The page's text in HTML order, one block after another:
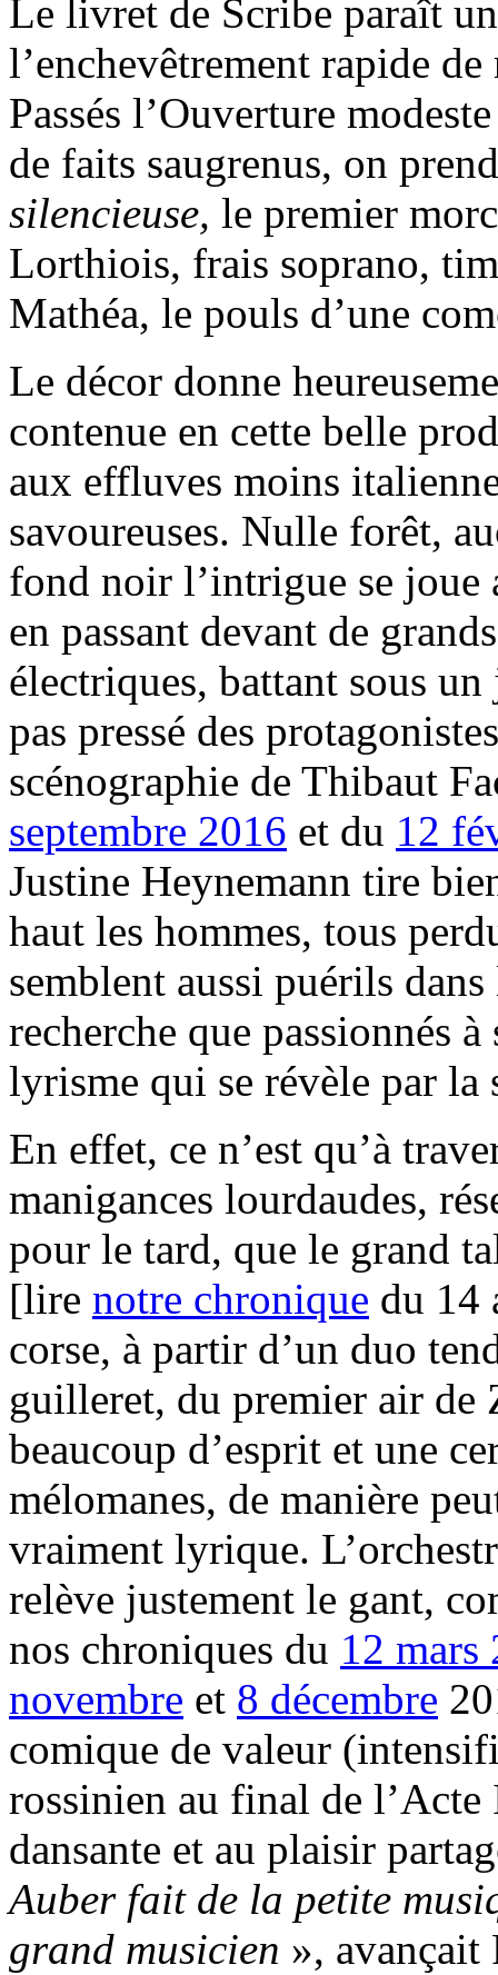
Le livret de Scribe paraît
l’enchevêtrement rapide
Passés l’Ouverture
de faits saugrenus, on
silencieuse, le premier
Lorthiois, frais soprano,
Mathéa, le pouls d’une
Le décor donne
contenue en cette belle
aux effluves moins
savoureuses. Nulle forêt,
fond noir l’intrigue se joue
en passant devant de
électriques, battant sous
pas pressé des
scénographie de Thibaut
septembre 2016 et du 12
Justine Heynemann tire
haut les hommes, tous
semblent aussi puérils
recherche que passionnés
lyrisme qui se révèle par la
En effet, ce n’est qu’à
manigances lourdaudes,
pour le tard, que le grand
[lire notre chronique du 14
corse, à partir d’un duo
guilleret, du premier air
beaucoup d’esprit et une
mélomanes, de manière
vraiment lyrique.
relève justement le gant,
nos chroniques du 12 mars
novembre et 8 décembre
comique de valeur
rossinien au final de
dansante et au plaisir
Auber fait de la petite
grand musicien »,